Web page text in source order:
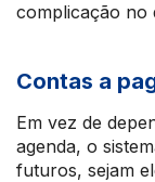
complicação no
Contas a
Em vez de
agenda, o
futuros, sejam